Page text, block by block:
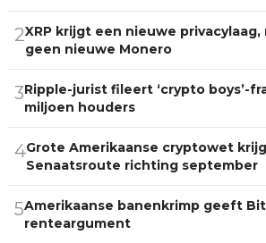
2XRP krijgt een nieuwe
geen nieuwe Monero
3Ripple-jurist fileert ‘crypto boys’-
miljoen houders
4Grote Amerikaanse cryptowet
Senaatsroute richting september
5Amerikaanse banenkrimp geeft
renteargument